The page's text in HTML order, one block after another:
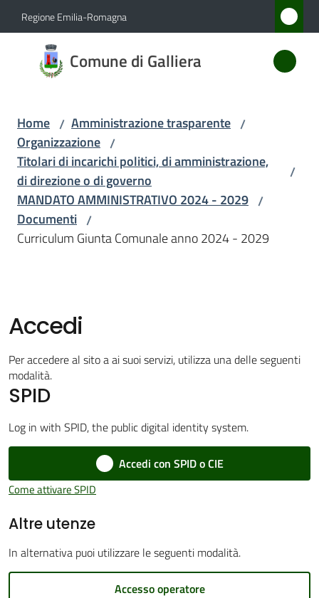
Vai al contenuto
Vai alla navigazione
Vai al footer
Regione Emilia-Romagna
Comune di Galliera
Comune
di
Amministrazione
Menu selezionato
Novità
Servizi
Amministrazione
Trasparente
Menu selezionato
Tutti
argomenti...
Seguici
su
Home / Amministrazione trasparente /
Organizzazione /
Titolari di incarichi politici, di amministrazione,
di direzione o di governo
/
MANDATO AMMINISTRATIVO 2024 - 2029 /
Documenti /
Curriculum Giunta Comunale anno 2024 - 2029
Accedi
Per accedere al sito a ai suoi servizi, utilizza una delle seguenti
modalità.
SPID
Log in with SPID, the public digital identity system.
Accedi con SPID o CIE
Come attivare SPID
Altre utenze
In alternativa puoi utilizzare le seguenti modalità.
Accesso operatore